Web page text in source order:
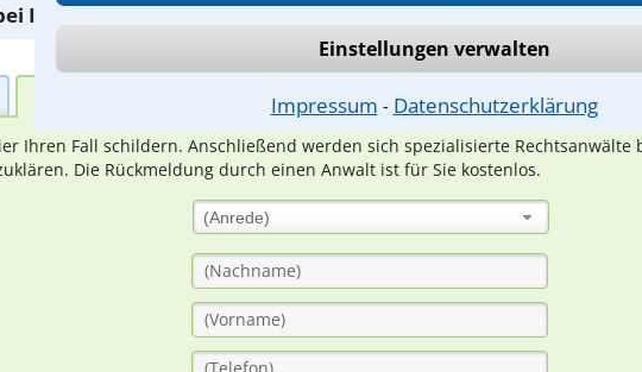
Einstellungen verwalten
Impressum ⁃ Datenschutzerklärung
Ihrer Anwaltsuche?
Ihren Fall schildern. Anschließend werden sich spezialisierte
Die Rückmeldung durch einen Anwalt ist für Sie kostenlos.
(Anrede)